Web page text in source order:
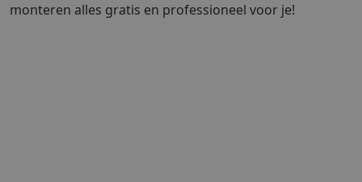
monteren alles gratis en professioneel voor je!